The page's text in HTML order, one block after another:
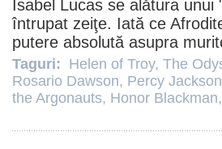
Isabel Lucas se alătura unui
întrupat zeiţe. Iată ce
putere absolută asupra
Taguri: Helen of Troy, The
Rosario Dawson, Percy
the Argonauts, Honor Blackman,